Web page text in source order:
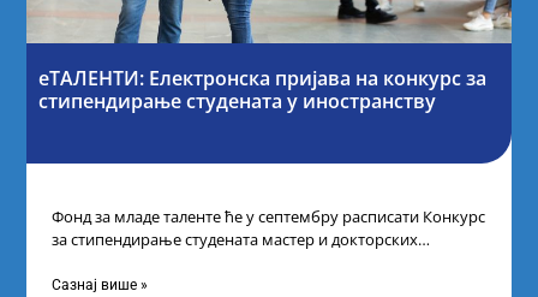
еТАЛЕНТИ: Електронска пријава на конкурс за
стипендирање студената у иностранству
Фонд за младе таленте ће у септембру расписати Конкурс
за стипендирање студената мастер и докторских
Сазнај више »